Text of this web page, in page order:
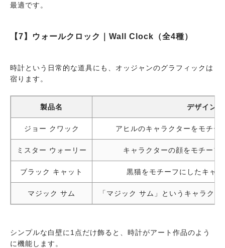
最適です。
【7】ウォールクロック｜Wall Clock（全4種）
時計という日常的な道具にも、オッジャンのグラフィックは
宿ります。
製品名 デザイン
ジョー クワック アヒルのキャラクターをモチー
ミスター ウォーリー キャラクターの顔をモチーフ
ブラック キャット 黒猫をモチーフにしたキャ
マジック サム 「マジック サム」というキャラク
シンプルな白壁に1点だけ飾ると、時計がアート作品のよう
に機能します。